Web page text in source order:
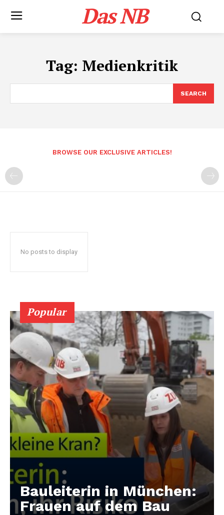
Das NB
Tag: Medienkritik
SEARCH
BROWSE OUR EXCLUSIVE ARTICLES!
No posts to display
Popular
Bauleiterin in München:
Frauen auf dem Bau